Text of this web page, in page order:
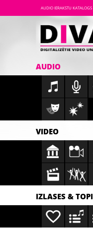
AUDIO IERAKSTU KATALOGS
AUDIO
VIDEO
IZLASES & TOPI